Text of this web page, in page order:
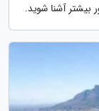
بیشتر آشنا شوید.